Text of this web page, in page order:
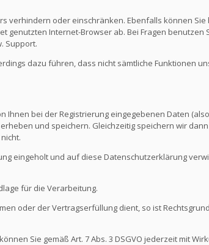
verhindern oder einschränken. Ebenfalls können
Internet-Browser ab. Bei Fragen
Support.
dazu führen, dass nicht sämtliche Funktionen
bei der Registrierung eingegebenen Daten
und speichern. Gleichzeitig speichern wir
eingeholt und auf diese Datenschutzerklärung
für die Verarbeitung.
oder der Vertragserfüllung dient, so ist
Sie gemäß Art. 7 Abs. 3 DSGVO jederzeit mit